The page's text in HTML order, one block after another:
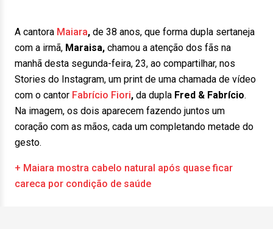
A cantora Maiara, de 38 anos, que forma dupla sertaneja
com a irmã, Maraisa, chamou a atenção dos fãs na
manhã desta segunda-feira, 23, ao compartilhar, nos
Stories do Instagram, um print de uma chamada de vídeo
com o cantor Fabrício Fiori, da dupla Fred & Fabrício.
Na imagem, os dois aparecem fazendo juntos um
coração com as mãos, cada um completando metade do
gesto.
+ Maiara mostra cabelo natural após quase ficar
careca por condição de saúde